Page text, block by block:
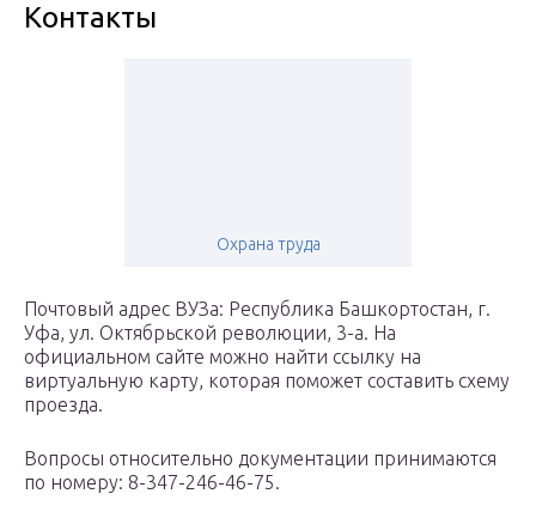
Контакты
Охрана труда
Почтовый адрес ВУЗа: Республика Башкортостан, г.
Уфа, ул. Октябрьской революции, 3-а. На
официальном сайте можно найти ссылку на
виртуальную карту, которая поможет составить схему
проезда.
Вопросы относительно документации принимаются
по номеру: 8-347-246-46-75.